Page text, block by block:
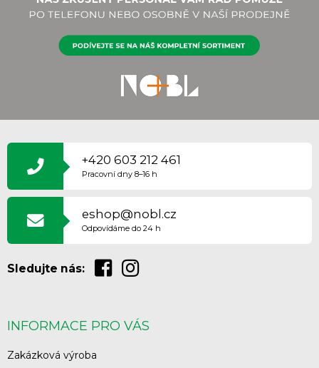
Á
T
+420 603 212 461
Pracovní dny 8–16 h
eshop@nobl.cz
Odpovídáme do 24 h
Sledujte nás:
INFORMACE PRO VÁS
Zakázková výroba